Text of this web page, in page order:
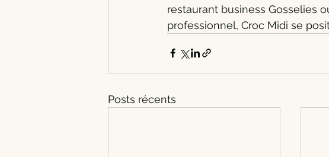
restaurant business Gosselies
professionnel, Croc Midi se
Posts récents